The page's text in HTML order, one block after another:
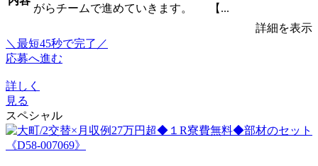
がらチームで進めていきます。 【...
詳細を表示
＼最短45秒で完了／
応募へ進む
詳しく
見る
スペシャル